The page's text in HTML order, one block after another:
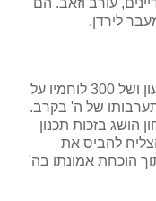
עורב וזאב. הם
לירדן.
פרק זה מתאר את הניצחון המוחץ של גדעון ושל 300 לוחמיו על
של ה' בקרב.
הושג בזכות תכנון
להביס את
הוכחת אמונתו בה'